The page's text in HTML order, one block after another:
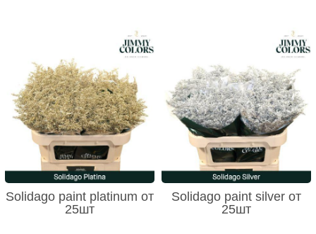
Solidago paint platinum от
25шт
Solidago paint silver от
25шт